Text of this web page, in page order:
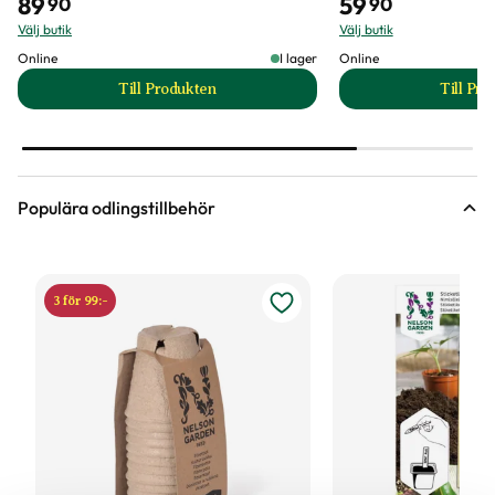
Välj butik
Online
I lager
Till Produkten
till Hasselfors S-Jord/Såjord produktsida
Välj butik
Online
Till
Populära odlingstillbehör
3 för 99:-